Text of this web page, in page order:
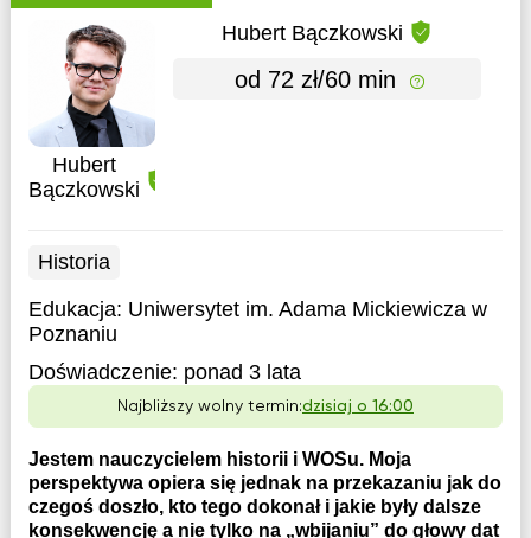
Hubert
Bączkowski
Hubert Bączkowski
od 72 zł/60 min
Historia
Edukacja: Uniwersytet im. Adama Mickiewicza w
Poznaniu
Doświadczenie: ponad 3 lata
Najbliższy wolny termin:dzisiaj o 16:00
Jestem nauczycielem historii i WOSu. Moja
perspektywa opiera się jednak na przekazaniu jak do
czegoś doszło, kto tego dokonał i jakie były dalsze
konsekwencję a nie tylko na „wbijaniu” do głowy dat